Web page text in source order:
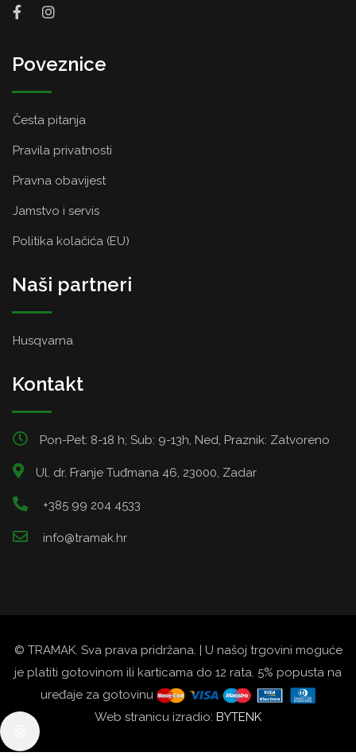
Poveznice
Česta pitanja
Pravila privatnosti
Pravna obavijest
Jamstvo i servis
Politika kolačića (EU)
Naši partneri
Husqvarna
Kontakt
Pon-Pet: 8-18 h; Sub: 9-13h, Ned, Praznik: Zatvoreno
Ul. dr. Franje Tuđmana 46, 23000, Zadar
+385 99 204 4533
info@tramak.hr
© TRAMAK. Sva prava pridržana. | U našoj trgovini moguće
je platiti gotovinom ili karticama do 12 rata. 5% popusta na
uređaje za gotovinu
Web stranicu izradio: BYTENK